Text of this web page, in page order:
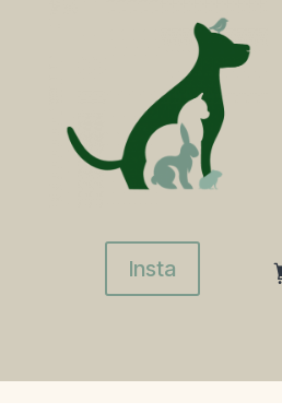
Insta